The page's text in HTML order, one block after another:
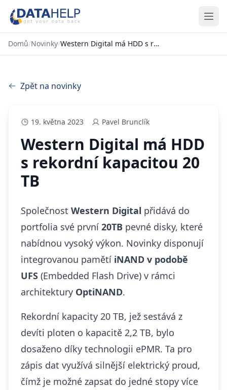
Domů/Novinky/ Western Digital má HDD s rekordní kapacitou 20 TB
Zpět na novinky
19. května 2023 Pavel Brunclík
Western Digital má HDD
s rekordní kapacitou 20
TB
Společnost Western Digital přidává do
portfolia své první 20TB pevné disky, které
nabídnou vysoký výkon. Novinky disponují
integrovanou pamětí iNAND v podobě
UFS (Embedded Flash Drive) v rámci
architektury OptiNAND.
Rekordní kapacity 20 TB, jež sestává z
devíti ploten o kapacitě 2,2 TB, bylo
dosaženo díky technologii ePMR. Ta pro
zápis dat využívá silnější elektrický proud,
čímž je možné zapsat do jedné stopy více